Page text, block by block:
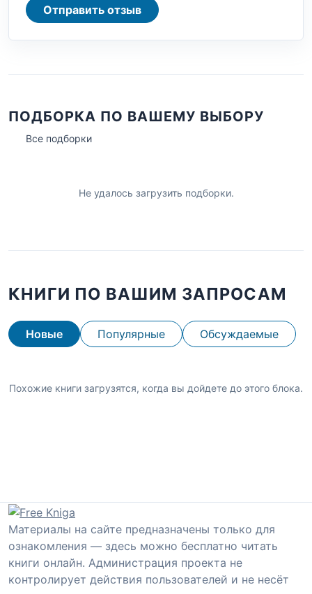
Отправить отзыв
ПОДБОРКА ПО ВАШЕМУ ВЫБОРУ
Все подборки
Не удалось загрузить подборки.
КНИГИ ПО ВАШИМ ЗАПРОСАМ
Новые Популярные Обсуждаемые
Похожие книги загрузятся, когда вы дойдете до этого блока.
Материалы на сайте предназначены только для
ознакомления — здесь можно бесплатно читать
книги онлайн. Администрация проекта не
контролирует действия пользователей и не несёт